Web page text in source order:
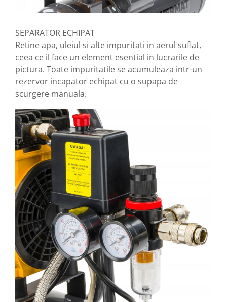
SEPARATOR ECHIPAT
Retine apa, uleiul si alte impuritati in aerul suflat,
ceea ce il face un element esential in lucrarile de
pictura. Toate impuritatile se acumuleaza intr-un
rezervor incapator echipat cu o supapa de
scurgere manuala.